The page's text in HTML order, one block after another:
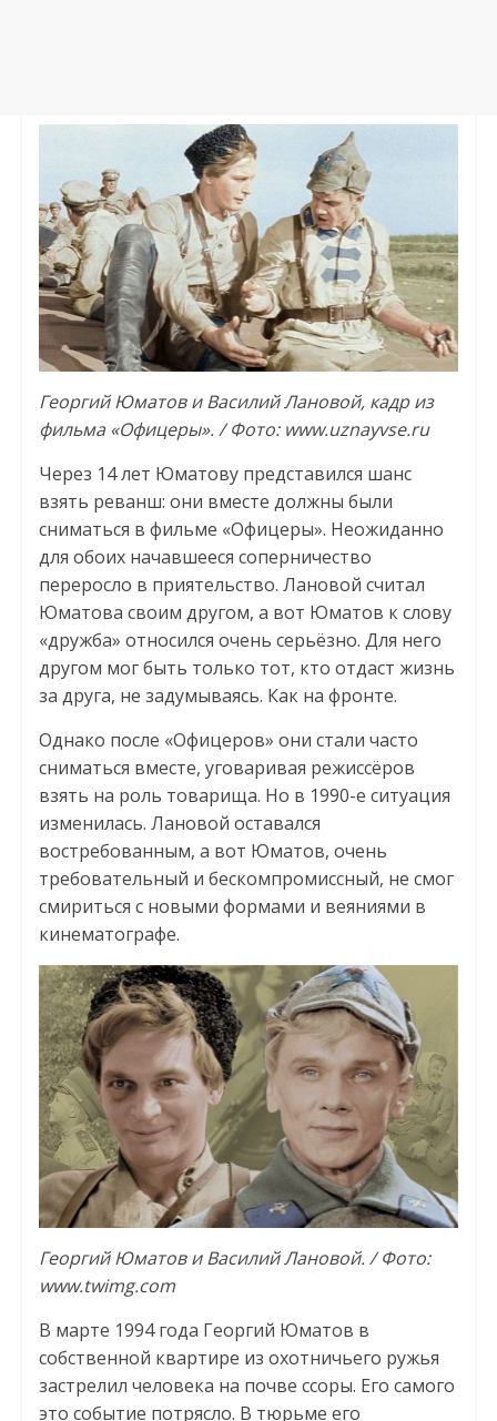
Георгий Юматов и Василий Лановой, кадр из
фильма «Офицеры». / Фото: www.uznayvse.ru
Через 14 лет Юматову представился шанс
взять реванш: они вместе должны были
сниматься в фильме «Офицеры». Неожиданно
для обоих начавшееся соперничество
переросло в приятельство. Лановой считал
Юматова своим другом, а вот Юматов к слову
«дружба» относился очень серьёзно. Для него
другом мог быть только тот, кто отдаст жизнь
за друга, не задумываясь. Как на фронте.
Однако после «Офицеров» они стали часто
сниматься вместе, уговаривая режиссёров
взять на роль товарища. Но в 1990-е ситуация
изменилась. Лановой оставался
востребованным, а вот Юматов, очень
требовательный и бескомпромиссный, не смог
смириться с новыми формами и веяниями в
кинематографе.
Георгий Юматов и Василий Лановой. / Фото:
www.twimg.com
В марте 1994 года Георгий Юматов в
собственной квартире из охотничьего ружья
застрелил человека на почве ссоры. Его самого
это событие потрясло. В тюрьме его